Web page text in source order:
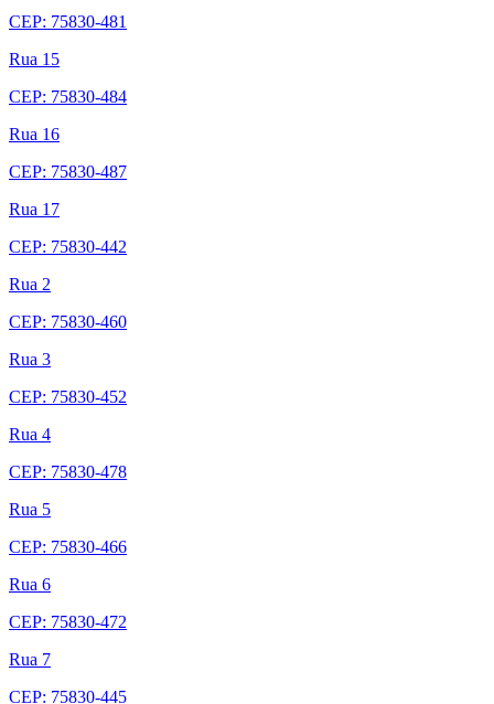
CEP: 75830-481
Rua 15
CEP: 75830-484
Rua 16
CEP: 75830-487
Rua 17
CEP: 75830-442
Rua 2
CEP: 75830-460
Rua 3
CEP: 75830-452
Rua 4
CEP: 75830-478
Rua 5
CEP: 75830-466
Rua 6
CEP: 75830-472
Rua 7
CEP: 75830-445